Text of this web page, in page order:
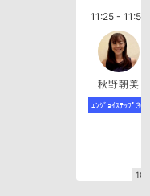
11:25 - 11:55
秋野朝美
ｴﾝｼﾞｮｲｽﾃｯﾌﾟ30
10/